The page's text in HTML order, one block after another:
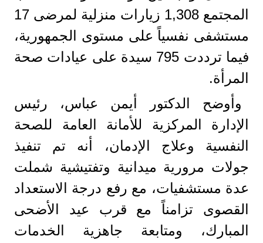
المجتمع 1,308 زيارات منزلية لمرضى 17
مستشفى نفسياً على مستوى الجمهورية،
فيما ترددت 795 سيدة على عيادات صحة
المرأة.
وأوضح الدكتور أيمن عباس، رئيس
الإدارة المركزية للأمانة العامة للصحة
النفسية وعلاج الإدمان، أنه تم تنفيذ
جولات مرورية ميدانية وتفتيشية شملت
عدة مستشفيات، مع رفع درجة الاستعداد
القصوى تزامناً مع قرب عيد الأضحى
المبارك، ومتابعة جاهزية الخدمات